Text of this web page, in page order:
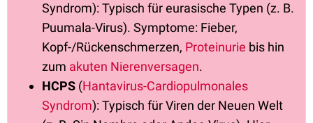
Syndrom): Typisch für eurasische Typen (z. B.
Puumala-Virus). Symptome: Fieber,
Kopf-/Rückenschmerzen, Proteinurie bis hin
zum akuten Nierenversagen.
HCPS (Hantavirus-Cardiopulmonales
Syndrom): Typisch für Viren der Neuen Welt